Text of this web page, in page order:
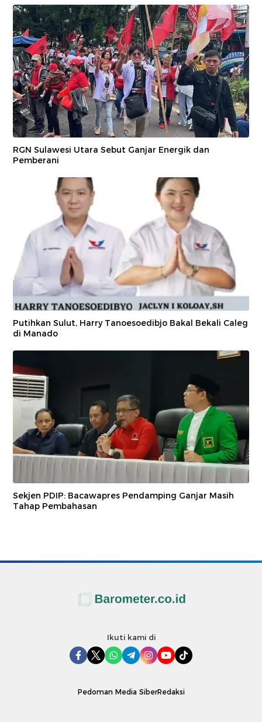
RGN Sulawesi Utara Sebut Ganjar Energik dan
Pemberani
Putihkan Sulut, Harry Tanoesoedibjo Bakal Bekali Caleg
di Manado
Sekjen PDIP: Bacawapres Pendamping Ganjar Masih
Tahap Pembahasan
Ikuti kami di
Pedoman Media SiberRedaksi